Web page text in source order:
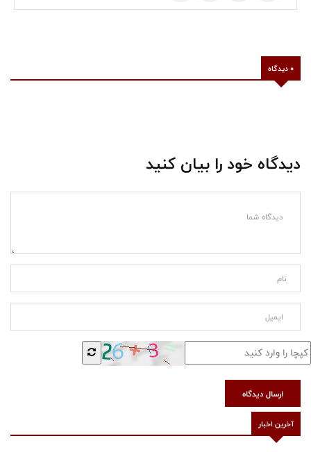
0 دیدگاه
دیدگاه خود را بیان کنید
ارسال دیدگاه
آخرین اخبار